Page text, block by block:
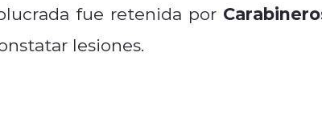
fue retenida por
lesiones.